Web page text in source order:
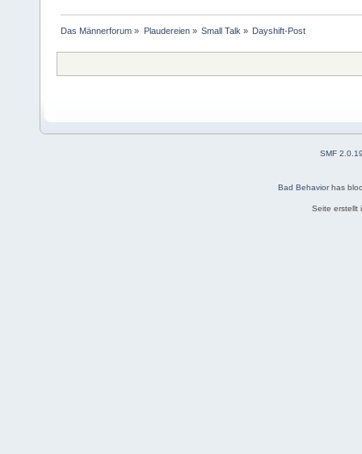
Das Männerforum » Plaudereien» Small Talk» Dayshift-Post
SMF
Bad Behaviorhas
Seite erstellt